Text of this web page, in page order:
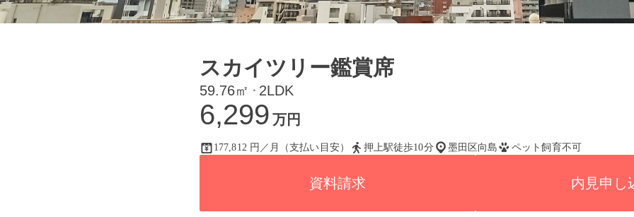
スカイツリー鑑賞席
59.76㎡ ・ 2LDK
6,299 万円
177,812 円／月（支払い目安） 押上駅徒歩10分 墨田区向島 ペット飼育不可
資料請求 内見申し